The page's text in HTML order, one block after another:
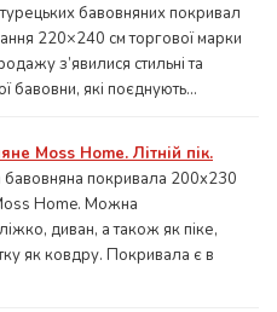
бавовняних покривал
220×240 см торгової марки
з’явилися стильні та
бавовни, які поєднують...
Moss Home. Літній пік.
покривала 200x230
Home. Можна
диван, а також як піке,
як ковдру. Покривала є в